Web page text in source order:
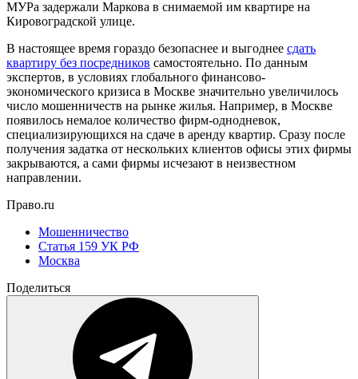
МУРа задержали Маркова в снимаемой им квартире на
Кировоградской улице.
В настоящее время гораздо безопаснее и выгоднее сдать
квартиру без посредников самостоятельно. По данным
экспертов, в условиях глобального финансово-
экономического кризиса в Москве значительно увеличилось
число мошенничеств на рынке жилья. Например, в Москве
появилось немалое количество фирм-однодневок,
специализирующихся на сдаче в аренду квартир. Сразу после
получения задатка от нескольких клиентов офисы этих фирмы
закрываются, а сами фирмы исчезают в неизвестном
направлении.
Право.ru
Мошенничество
Статья 159 УК РФ
Москва
Поделиться